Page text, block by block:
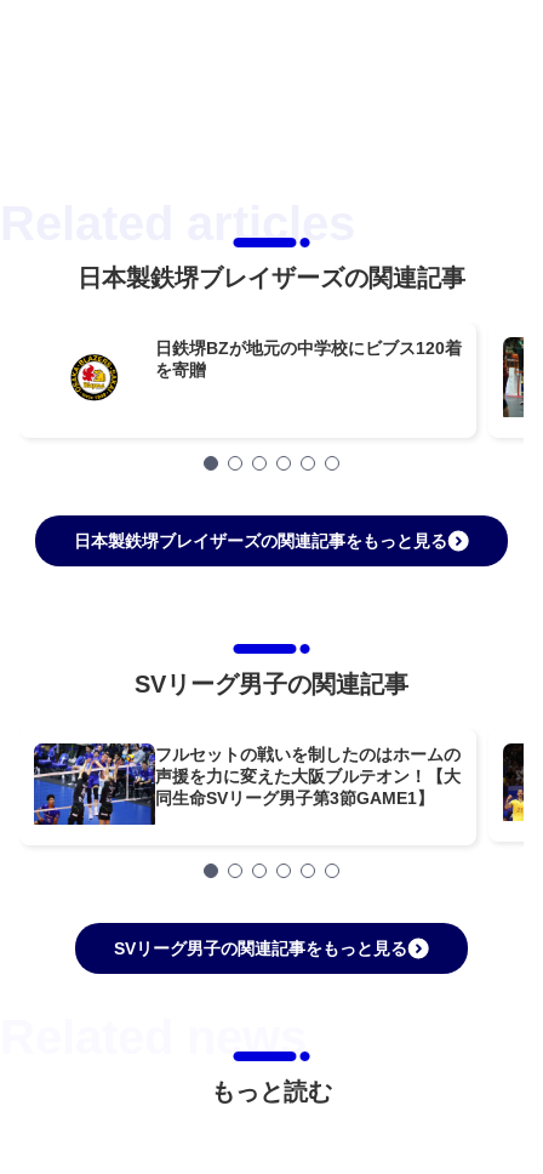
日本製鉄堺ブレイザーズの関連記事
日鉄堺BZが地元の中学校にビブス120着
を寄贈
日本製鉄堺ブレイザーズの関連記事をもっと見る
SVリーグ男子の関連記事
フルセットの戦いを制したのはホームの
声援を力に変えた大阪ブルテオン！【大
同生命SVリーグ男子第3節GAME1】
SVリーグ男子の関連記事をもっと見る
もっと読む